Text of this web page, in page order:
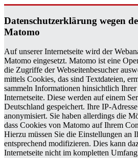
Da­ten­schutz­er­klä­rung wegen
Ma­to­mo
Auf unserer Internetseite wird der
Matomo eingesetzt. Matomo ist eine
die Zugriffe der Webseitenbesucher
mittels Cookies, das sind Textdateien,
sammeln Informationen hinsichtlich
Internetseite. Diese werden auf einem
Deutschland gespeichert. Ihre IP-
anonymisiert. Sie haben allerdings die
dass Cookies von Matomo auf Ihrem
Hierzu müssen Sie die Einstellungen an
entsprechend modifizieren. Dies kann
Internetseite nicht im kompletten